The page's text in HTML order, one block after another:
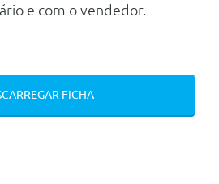
e com o vendedor.
FICHA